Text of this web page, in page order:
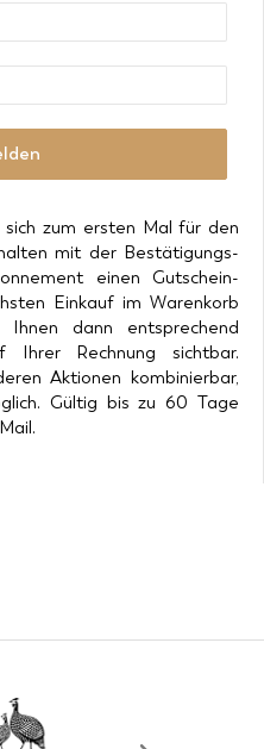
zum ersten Mal für den
mit der Bestätigungs-
einen Gutschein-
Einkauf im Warenkorb
dann entsprechend
Rechnung sichtbar.
Aktionen kombinierbar,
Gültig bis zu 60 Tage